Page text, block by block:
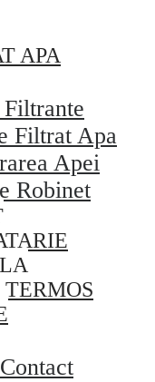
APA
Filtrat Apa
Apei
Robinet